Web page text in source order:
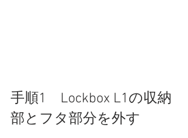
手順1　Lockbox L1の収納
部とフタ部分を外す